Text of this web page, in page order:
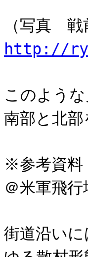
（写真 戦
http://
このよう
南部と北
※参考資料
＠米軍飛
街道沿い